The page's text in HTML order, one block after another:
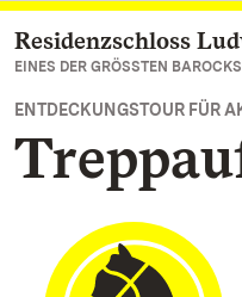
Zum Hauptinhalt
Residenzschloss
EINES DER GRÖSSTEN
ENTDECKUNGSTOUR FÜR